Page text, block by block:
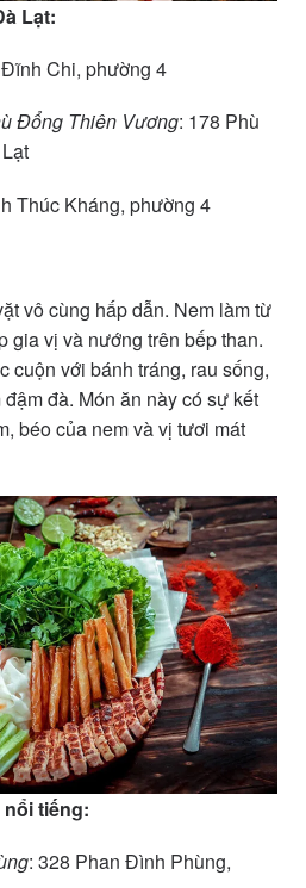
Lạt:
Chi, phường 4
Đổng Thiên Vương: 178 Phù
Thúc Kháng, phường 4
vô cùng hấp dẫn. Nem làm từ
gia vị và nướng trên bếp than.
cuộn với bánh tráng, rau sống,
đà. Món ăn này có sự kết
béo của nem và vị tươi mát
tiếng:
: 328 Phan Đình Phùng,